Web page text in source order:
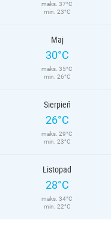
maks. 37°C
min. 23°C
Maj
30°C
maks. 35°C
min. 26°C
Sierpień
26°C
maks. 29°C
min. 23°C
Listopad
28°C
maks. 34°C
min. 22°C